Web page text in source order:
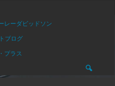
レーダビッドソン
ブログ
プラス